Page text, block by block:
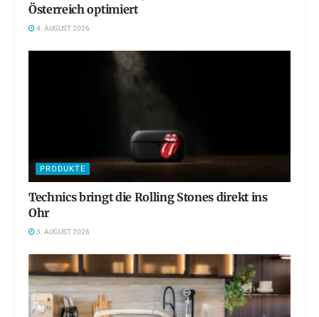
Österreich optimiert
4. AUGUST 2026
PRODUKTE
Technics bringt die Rolling Stones direkt ins
Ohr
3. AUGUST 2026